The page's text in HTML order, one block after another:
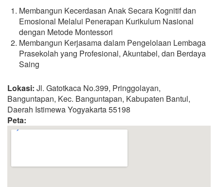
Membangun Kecerdasan Anak Secara Kognitif dan
Emosional Melalui Penerapan Kurikulum Nasional
dengan Metode Montessori
Membangun Kerjasama dalam Pengelolaan Lembaga
Prasekolah yang Profesional, Akuntabel, dan Berdaya
Saing
Lokasi: Jl. Gatotkaca No.399, Pringgolayan,
Banguntapan, Kec. Banguntapan, Kabupaten Bantul,
Daerah Istimewa Yogyakarta 55198
Peta: